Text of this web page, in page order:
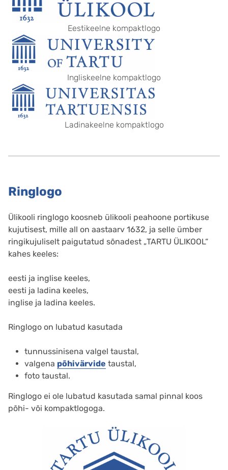
Eestikeelne kompaktlogo
Ingliskeelne kompaktlogo
Ladinakeelne kompaktlogo
Ringlogo
Ülikooli ringlogo koosneb ülikooli peahoone portikuse
kujutisest, mille all on aastaarv 1632, ja selle ümber
ringikujuliselt paigutatud sõnadest „TARTU ÜLIKOOL“
kahes keeles:
eesti ja inglise keeles,
eesti ja ladina keeles,
inglise ja ladina keeles.
Ringlogo on lubatud kasutada
tunnussinisena valgel taustal,
valgena põhivärvide taustal,
foto taustal.
Ringlogo ei ole lubatud kasutada samal pinnal koos
põhi- või kompaktlogoga.